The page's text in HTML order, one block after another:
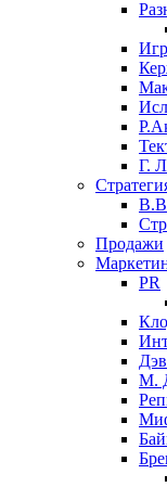
​Г.
Продажи
PR
М.